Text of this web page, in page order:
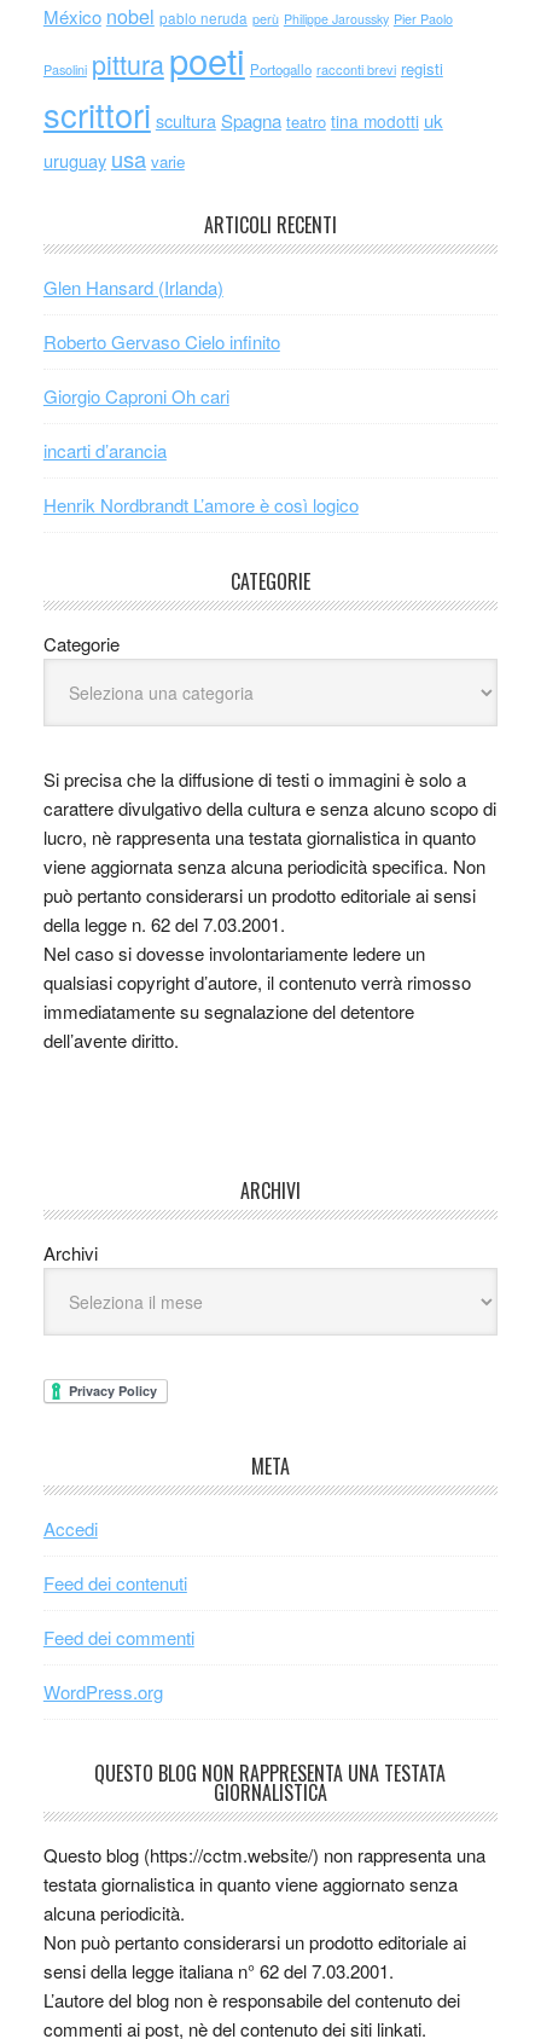
México nobel pablo neruda perù Philippe Jaroussky Pier Paolo
Pasolini pitturapoeti Portogallo racconti brevi registi
scrittori scultura Spagna teatro tina modotti uk
uruguay usa varie
ARTICOLI RECENTI
Glen Hansard (Irlanda)
Roberto Gervaso Cielo infinito
Giorgio Caproni Oh cari
incarti d’arancia
Henrik Nordbrandt L’amore è così logico
CATEGORIE
Categorie
Si precisa che la diffusione di testi o immagini è solo a
carattere divulgativo della cultura e senza alcuno scopo di
lucro, nè rappresenta una testata giornalistica in quanto
viene aggiornata senza alcuna periodicità specifica. Non
può pertanto considerarsi un prodotto editoriale ai sensi
della legge n. 62 del 7.03.2001.
Nel caso si dovesse involontariamente ledere un
qualsiasi copyright d’autore, il contenuto verrà rimosso
immediatamente su segnalazione del detentore
dell’avente diritto.
ARCHIVI
Archivi
META
Accedi
Feed dei contenuti
Feed dei commenti
WordPress.org
QUESTO BLOG NON RAPPRESENTA UNA TESTATA
GIORNALISTICA
Questo blog (https://cctm.website/) non rappresenta una
testata giornalistica in quanto viene aggiornato senza
alcuna periodicità.
Non può pertanto considerarsi un prodotto editoriale ai
sensi della legge italiana n° 62 del 7.03.2001.
L’autore del blog non è responsabile del contenuto dei
commenti ai post, nè del contenuto dei siti linkati.